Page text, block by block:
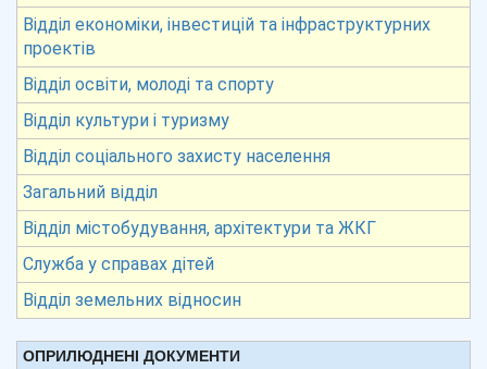
Відділ економіки, інвестицій та інфраструктурних
проектів
Відділ освіти, молоді та спорту
Відділ культури і туризму
Відділ соціального захисту населення
Загальний відділ
Відділ містобудування, архітектури та ЖКГ
Служба у справах дітей
Відділ земельних відносин
ОПРИЛЮДНЕНІ ДОКУМЕНТИ